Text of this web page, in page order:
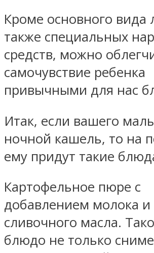
Кроме основного вида
также специальных
средств, можно
самочувствие ребенка
привычными для нас
Итак, если вашего
ночной кашель, то на
ему придут такие
Картофельное пюре с
добавлением молока и
сливочного масла.
блюдо не только